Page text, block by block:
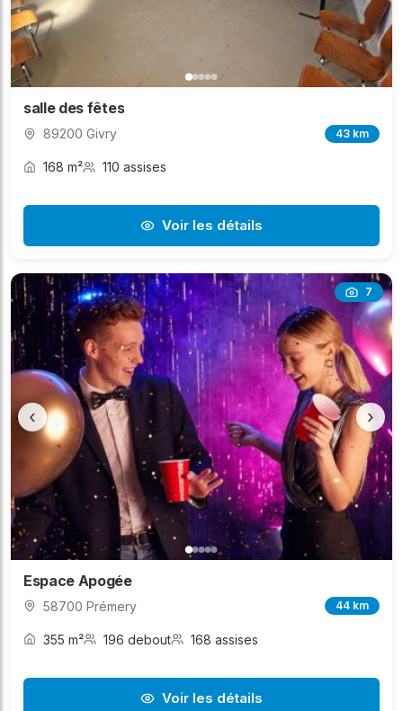
salle des fêtes
89200 Givry 43 km
168 m² 110 assises
Voir les détails
7
‹ ›
Espace Apogée
58700 Prémery 44 km
355 m² 196 debout 168 assises
Voir les détails